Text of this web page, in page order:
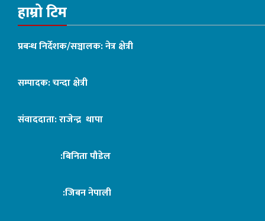
हाम्रो टिम
प्रबन्ध निर्देशक/सञ्चालक: नेत्र क्षेत्री
सम्पादक: चन्दा क्षेत्री
संवाददाता: राजेन्द्र थापा
:बिनिता पौडेल
:जिबन नेपाली